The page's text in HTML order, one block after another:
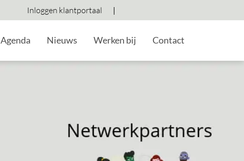
Inloggen klantportaal
Hoog contrast wisselen
Lettergrootte vergroten
Lettergrootte
Agenda Nieuws Werken bij Contact